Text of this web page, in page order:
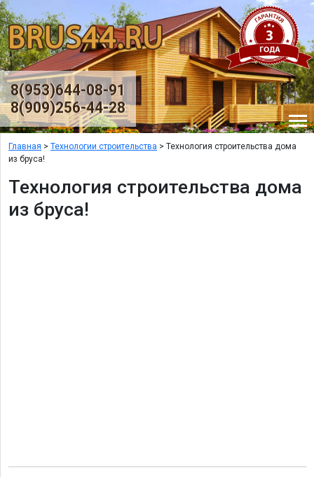
8(953)644-08-91
8(909)256-44-28
Главная > Технологии строительства > Технология строительства дома
из бруса!
Технология строительства дома
из бруса!